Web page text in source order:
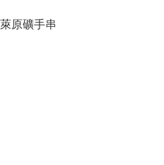
原礦手串